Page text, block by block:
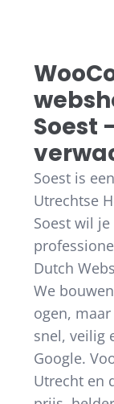
Soest
Soest is
Utrechtse
Soest wil
Dutch
We
ogen,
snel, veilig
Google.
Utrecht en